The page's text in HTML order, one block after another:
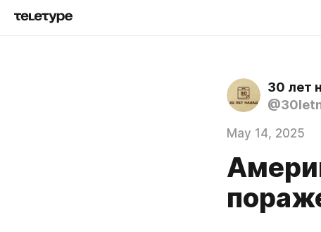
30 лет
May 14, 2025